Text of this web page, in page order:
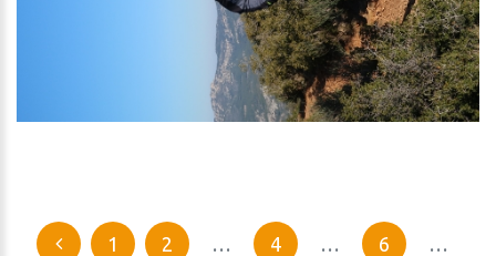
1 2 … 4 … 6
…